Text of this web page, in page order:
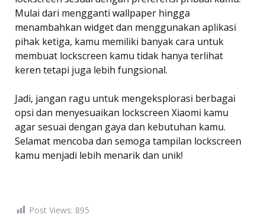
Mulai dari mengganti wallpaper hingga
menambahkan widget dan menggunakan aplikasi
pihak ketiga, kamu memiliki banyak cara untuk
membuat lockscreen kamu tidak hanya terlihat
keren tetapi juga lebih fungsional.
Jadi, jangan ragu untuk mengeksplorasi berbagai
opsi dan menyesuaikan lockscreen Xiaomi kamu
agar sesuai dengan gaya dan kebutuhan kamu.
Selamat mencoba dan semoga tampilan lockscreen
kamu menjadi lebih menarik dan unik!
Post Views: 895